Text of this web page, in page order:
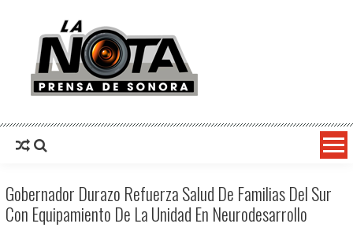
La Nota Prensa De Sonora
Gobernador Durazo Refuerza Salud De Familias Del Sur
Con Equipamiento De La Unidad En Neurodesarrollo